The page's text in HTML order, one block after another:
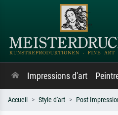
Impressions d'art
Accueil Style d'art Post